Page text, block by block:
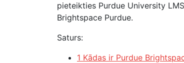
pieteikties Purdue University LMS
Brightspace Purdue.
Saturs:
1 Kādas ir Purdue